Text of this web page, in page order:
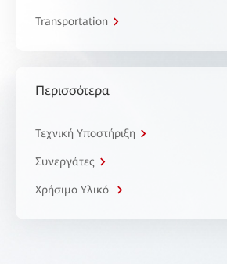
Transportation
Περισσότερα
Τεχνική Υποστήριξη
Συνεργάτες
Χρήσιμο Υλικό